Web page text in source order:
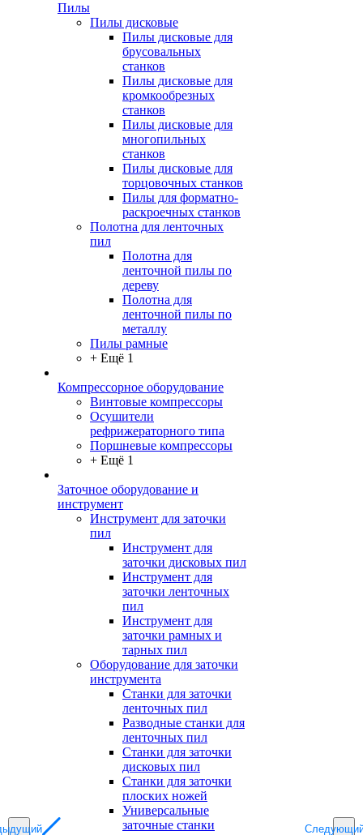
Пилы
Пилы дисковые
Пилы дисковые для
брусовальных
станков
Пилы дисковые для
кромкообрезных
станков
Пилы дисковые для
многопильных
станков
Пилы дисковые для
торцовочных станков
Пилы для форматно-
раскроечных станков
Полотна для ленточных
пил
Полотна для
ленточной пилы по
дереву
Полотна для
ленточной пилы по
металлу
Пилы рамные
+ Ещё 1
Компрессорное оборудование
Винтовые компрессоры
Осушители
рефрижераторного типа
Поршневые компрессоры
+ Ещё 1
Заточное оборудование и
инструмент
Инструмент для заточки
пил
Инструмент для
заточки дисковых пил
Инструмент для
заточки ленточных
пил
Инструмент для
заточки рамных и
тарных пил
Оборудование для заточки
инструмента
Станки для заточки
ленточных пил
Разводные станки для
ленточных пил
Станки для заточки
дисковых пил
Станки для заточки
плоских ножей
Универсальные
заточные станки